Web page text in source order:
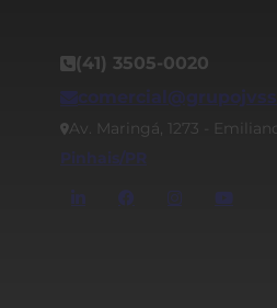
(41) 3505-0020
Av. Maringá, 1273 -
Pinhais/PR